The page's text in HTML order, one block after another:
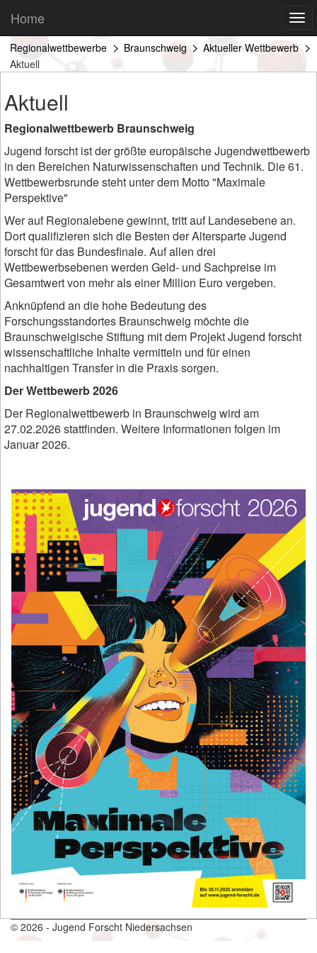
Home
Regionalwettbewerbe Braunschweig
Aktueller Wettbewerb
Aktuell
Aktuell
Regionalwettbewerb Braunschweig
Jugend forscht ist der größte europäische Jugendwettbewerb
in den Bereichen Naturwissenschaften und Technik. Die 61.
Wettbewerbsrunde steht unter dem Motto "Maximale
Perspektive"
Wer auf Regionalebene gewinnt, tritt auf Landesebene an.
Dort qualifizieren sich die Besten der Altersparte Jugend
forscht für das Bundesfinale. Auf allen drei
Wettbewerbsebenen werden Geld- und Sachpreise im
Gesamtwert von mehr als einer Million Euro vergeben.
Anknüpfend an die hohe Bedeutung des
Forschungsstandortes Braunschweig möchte die
Braunschweigische Stiftung mit dem Projekt Jugend forscht
wissenschaftliche Inhalte vermitteln und für einen
nachhaltigen Transfer in die Praxis sorgen.
Der Wettbewerb 2026
Der Regionalwettbewerb in Braunschweig wird am
27.02.2026 stattfinden. Weitere Informationen folgen im
Januar 2026.
© 2026 - Jugend Forscht Niedersachsen